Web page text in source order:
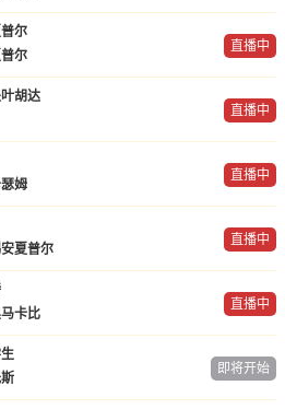
尔
尔
直播中
胡达
直播中
姆
直播中
夏普尔
直播中
卡比
直播中
即将开始